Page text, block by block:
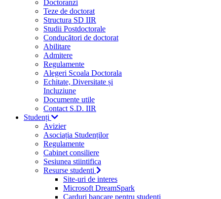
Doctoranzi
Teze de doctorat
Structura SD IIR
Studii Postdoctorale
Conducători de doctorat
Abilitare
Admitere
Regulamente
Alegeri Scoala Doctorala
Echitate, Diversitate și
Incluziune
Documente utile
Contact S.D. IIR
Studenți
Avizier
Asociația Studenților
Regulamente
Cabinet consiliere
Sesiunea stiintifica
Resurse studenti
Site-uri de interes
Microsoft DreamSpark
Carduri bancare pentru studenti